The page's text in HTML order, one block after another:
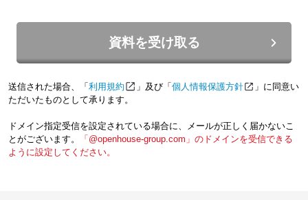
資料を受け取る
送信された場合、「利用規約 」及び「個人情報保護方針
」に同意い
ただいたものとして承ります。
ドメイン指定受信を設定されている場合に、メールが正しく届かないこ
とがございます。
「@openhouse-group.com」のドメインを受信できる
ように設定してください。